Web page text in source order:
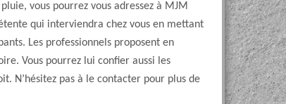
vous pourrez vous adressez à MJM
qui interviendra chez vous en mettant
Les professionnels proposent en
Vous pourrez lui confier aussi les
N’hésitez pas à le contacter pour plus de